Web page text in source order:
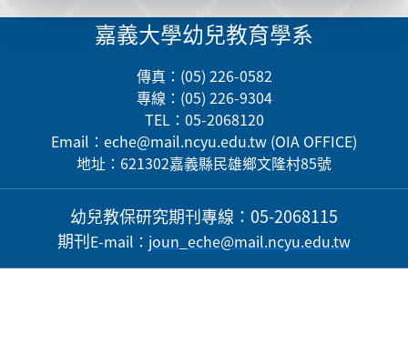
嘉義大學幼兒教育學系
傳真：(05) 226-0582
專線：(05) 226-9304
TEL：05-2068120
Email： eche@mail.ncyu.edu.tw (OIA OFFICE)
地址：621302嘉義縣民雄鄉文隆村85號
幼兒教保研究期刊專線：05-2068115
期刊E-mail ： joun_eche@mail.ncyu.edu.tw